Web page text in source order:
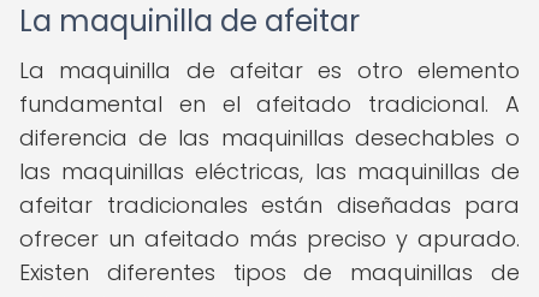
La maquinilla de afeitar
La maquinilla de afeitar es otro elemento
fundamental en el afeitado tradicional. A
diferencia de las maquinillas desechables o
las maquinillas eléctricas, las maquinillas de
afeitar tradicionales están diseñadas para
ofrecer un afeitado más preciso y apurado.
Existen diferentes tipos de maquinillas de